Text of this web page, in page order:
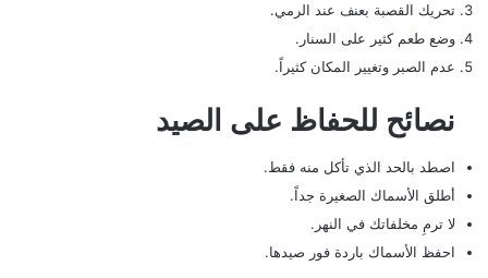
تحريك القصبة بعنف عند الرمي.
وضع طعم كثير على السنار.
عدم الصبر وتغيير المكان كثيراً.
نصائح للحفاظ على الصيد
اصطد بالحد الذي تأكل منه فقط.
أطلق الأسماك الصغيرة جداً.
لا ترمِ مخلفاتك في النهر.
احفظ الأسماك باردة فور صيدها.